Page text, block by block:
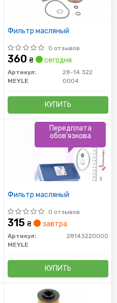
Фильтр масляный
0 отзывов
360 ₴ сегодня
Артикул:
28-14 322
0004
MEYLE
КУПИТЬ
Фильтр масляный
0 отзывов
315 ₴ завтра
Артикул:
28143220000
MEYLE
КУПИТЬ
Передплата
обов'язкова